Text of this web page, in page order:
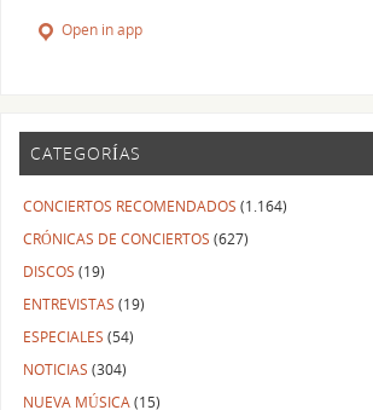
Open in app
CATEGORÍAS
CONCIERTOS RECOMENDADOS (1.164)
CRÓNICAS DE CONCIERTOS (627)
DISCOS (19)
ENTREVISTAS (19)
ESPECIALES (54)
NOTICIAS (304)
NUEVA MÚSICA (15)